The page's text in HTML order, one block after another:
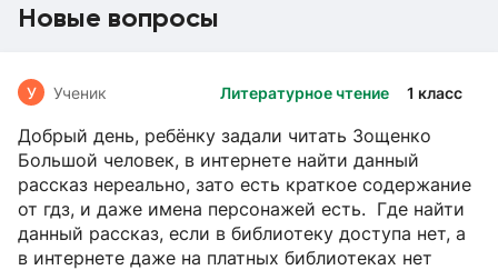
Новые вопросы
Литературное чтение 1 класс
У Ученик
Добрый день, ребёнку задали читать Зощенко
Большой человек, в интернете найти данный
рассказ нереально, зато есть краткое содержание
от гдз, и даже имена персонажей есть. Где найти
данный рассказ, если в библиотеку доступа нет, а
в интернете даже на платных библиотеках нет